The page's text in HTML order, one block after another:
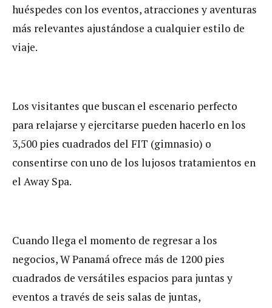
huéspedes con los eventos, atracciones y aventuras
más relevantes ajustándose a cualquier estilo de
viaje.
Los visitantes que buscan el escenario perfecto
para relajarse y ejercitarse pueden hacerlo en los
3,500 pies cuadrados del FIT (gimnasio) o
consentirse con uno de los lujosos tratamientos en
el Away Spa.
Cuando llega el momento de regresar a los
negocios, W Panamá ofrece más de 1200 pies
cuadrados de versátiles espacios para juntas y
eventos a través de seis salas de juntas,